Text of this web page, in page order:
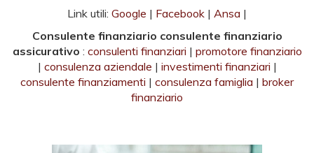
Link utili: Google | Facebook | Ansa |
Consulente finanziario consulente finanziario
assicurativo : consulenti finanziari | promotore finanziario
| consulenza aziendale | investimenti finanziari |
consulente finanziamenti | consulenza famiglia | broker
finanziario